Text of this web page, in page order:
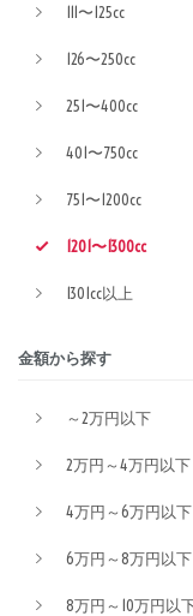
111〜125cc
126〜250cc
251〜400cc
401〜750cc
751〜1200cc
1201〜1300cc
1301cc以上
金額から探す
～2万円以下
2万円～4万円以下
4万円～6万円以下
6万円～8万円以下
8万円～10万円以